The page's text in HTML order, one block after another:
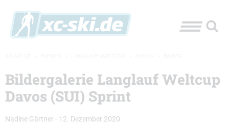
Bildergalerie Langlauf Weltcup
Davos (SUI) Sprint
Nadine Gärtner - 12. Dezember 2020